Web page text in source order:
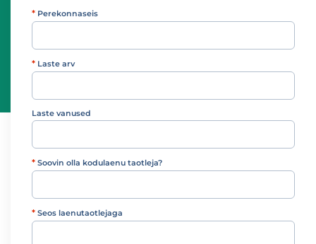
* Perekonnaseis
* Laste arv
Laste vanused
* Soovin olla kodulaenu taotleja?
* Seos laenutaotlejaga